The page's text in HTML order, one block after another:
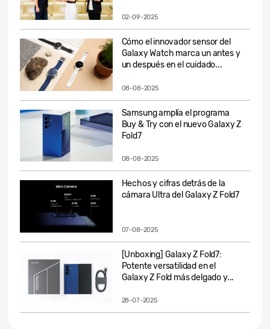
02-09-2025
Cómo el innovador sensor del
Galaxy Watch marca un antes y
un después en el cuidado...
08-08-2025
Samsung amplía el programa
Buy & Try con el nuevo Galaxy Z
Fold7
08-08-2025
Hechos y cifras detrás de la
cámara Ultra del Galaxy Z Fold7
07-08-2025
[Unboxing] Galaxy Z Fold7:
Potente versatilidad en el
Galaxy Z Fold más delgado y...
28-07-2025